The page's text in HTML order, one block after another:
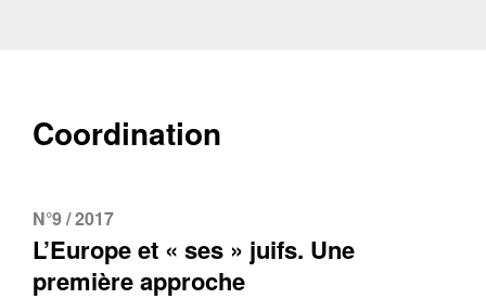
Coordination
N°9 / 2017
L’Europe et « ses » juifs. Une
première approche